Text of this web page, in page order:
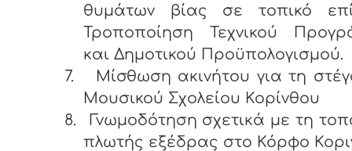
θυμάτων βίας σε τοπικό
Τροποποίηση Τεχνικού
και Δημοτικού Προϋπολογισμού.
7.
Μίσθωση ακινήτου για τη
Μουσικού Σχολείου Κορίνθου
8.
Γνωμοδότηση σχετικά με τη
πλωτής εξέδρας στο Κόρφο